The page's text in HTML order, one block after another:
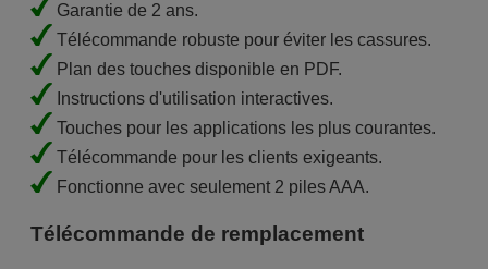
Garantie de 2 ans.
Télécommande robuste pour éviter les cassures.
Plan des touches disponible en PDF.
Instructions d'utilisation interactives.
Touches pour les applications les plus courantes.
Télécommande pour les clients exigeants.
Fonctionne avec seulement 2 piles AAA.
Télécommande de remplacement